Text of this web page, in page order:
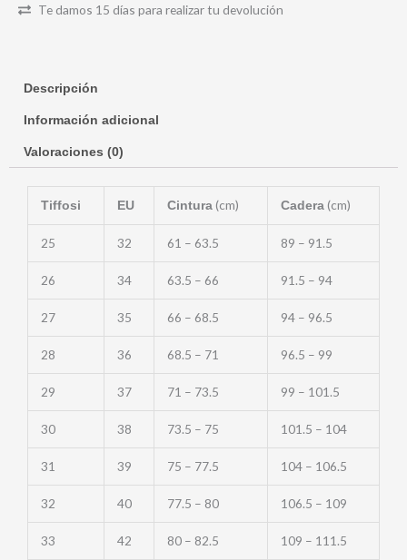
Te damos 15 días para realizar tu devolución
Descripción
Información adicional
Valoraciones (0)
Tiffosi EU Cintura(cm) Cadera(cm)
25 32 61 – 63.5 89 – 91.5
26 34 63.5 – 66 91.5 – 94
27 35 66 – 68.5 94 – 96.5
28 36 68.5 – 71 96.5 – 99
29 37 71 – 73.5 99 – 101.5
30 38 73.5 – 75 101.5 – 104
31 39 75 – 77.5 104 – 106.5
32 40 77.5 – 80 106.5 – 109
33 42 80 – 82.5 109 – 111.5